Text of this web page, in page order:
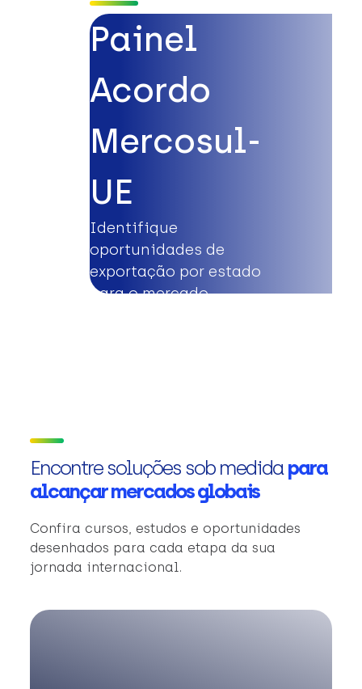
Painel
Acordo
Mercosul-
UE
Identifique
oportunidades de
exportação por estado
para o mercado
Encontre soluções sob medidapara
alcançar mercados globais
Confira cursos, estudos e oportunidades
desenhados para cada etapa da sua
jornada internacional.